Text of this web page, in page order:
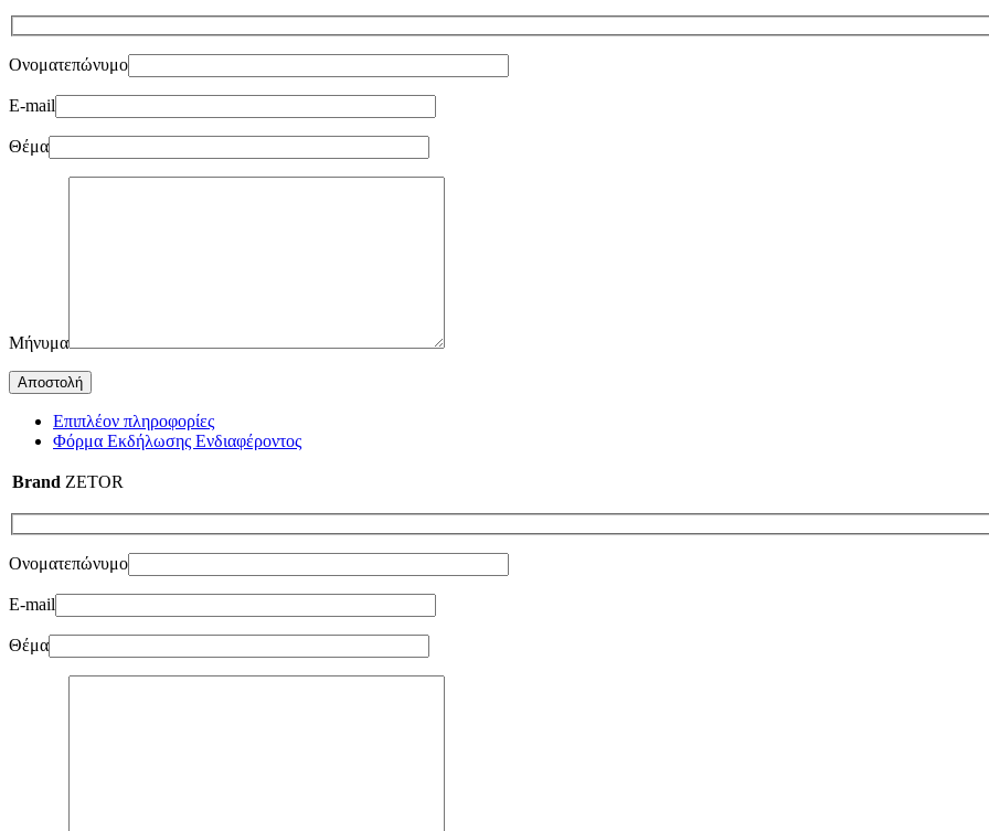
Ονοματεπώνυμο
E-mail
Θέμα
Μήνυμα
Επιπλέον πληροφορίες
Φόρμα Εκδήλωσης Ενδιαφέροντος
Brand ZETOR
Ονοματεπώνυμο
E-mail
Θέμα